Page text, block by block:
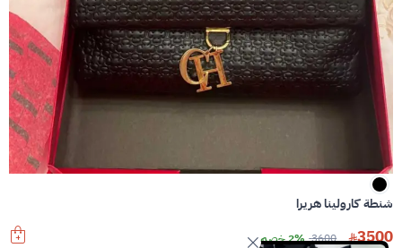
شنطة كارولينا هريرا
3500
3600 2% خصم